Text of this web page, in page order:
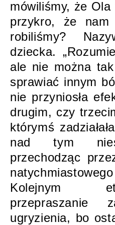
mówiliśmy, że Ola
przykro, że
robiliśmy?
dziecka.
ale nie można
sprawiać innym
nie przyniosła
drugim, czy
którymś
nad tym
przechodząc
Kolejnym
ugryzienia, bo